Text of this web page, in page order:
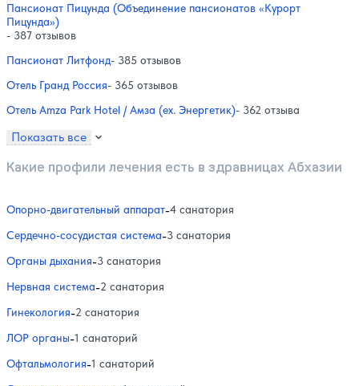
Пансионат Пицунда (Объединение пансионатов «Курорт
Пицунда»)
- 387 отзывов
Пансионат Литфонд- 385 отзывов
Отель Гранд Россия- 365 отзывов
Отель Amza Park Hotel / Амза (ex. Энергетик)- 362 отзыва
Показать все
Какие профили лечения есть в здравницах Абхазии
Опорно-двигательный аппарат-4 санатория
Сердечно-сосудистая система-3 санатория
Органы дыхания-3 санатория
Нервная система-2 санатория
Гинекология-2 санатория
ЛОР органы-1 санаторий
Офтальмология-1 санаторий